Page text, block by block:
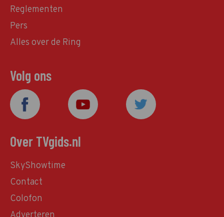
Reglementen
Pers
Alles over de Ring
Volg ons
Over TVgids.nl
SkyShowtime
Contact
Colofon